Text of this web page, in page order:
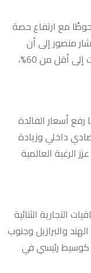
مع ارتفاع حصة
منصور إلى أن
نسبة الدولار في الاحتياطيات العالمية انخفضت إلى أقل من 60%،
أسعار الفائدة
داخلي وزيادة
الرغبة العالمية
التجارية الثنائية
والبرازيل وجنوب
كوسيط رئيسي في